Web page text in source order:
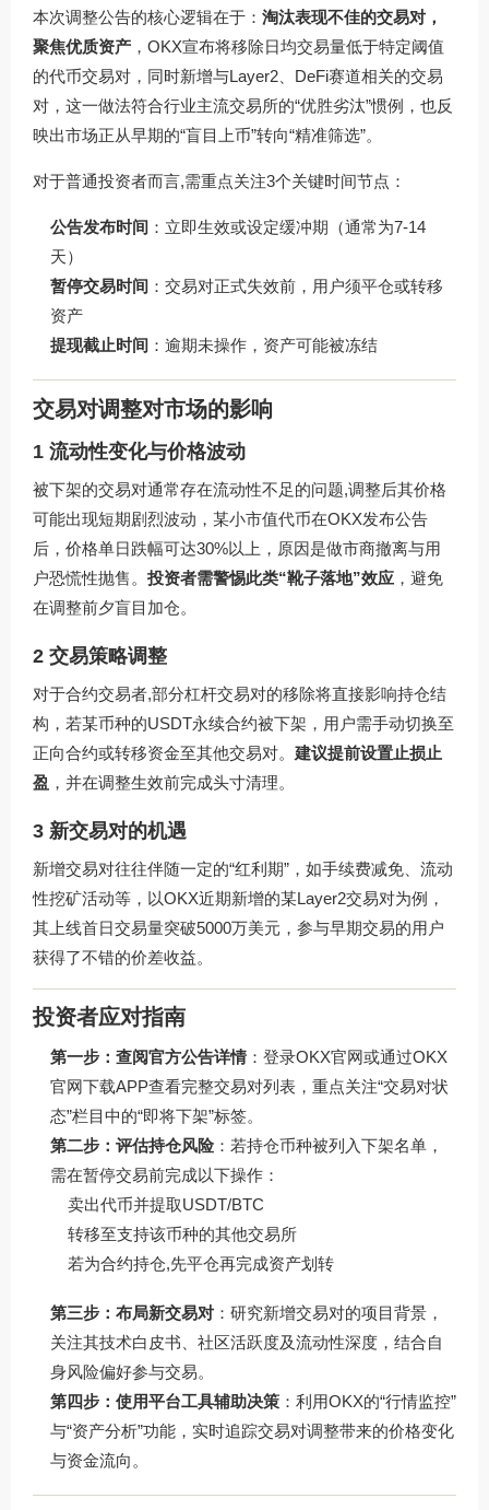
本次调整公告的核心逻辑在于： 淘汰表现不佳的交易对，
聚焦优质资产 ，OKX宣布将移除日均交易量低于特定阈值
的代币交易对，同时新增与Layer2、DeFi赛道相关的交易
对，这一做法符合行业主流交易所的“优胜劣汰”惯例，也反
映出市场正从早期的“盲目上币”转向“精准筛选”。
对于普通投资者而言,需重点关注3个关键时间节点：
公告发布时间 ：立即生效或设定缓冲期（通常为7-14
天）
暂停交易时间 ：交易对正式失效前，用户须平仓或转移
资产
提现截止时间 ：逾期未操作，资产可能被冻结
交易对调整对市场的影响
1 流动性变化与价格波动
被下架的交易对通常存在流动性不足的问题,调整后其价格
可能出现短期剧烈波动，某小市值代币在OKX发布公告
后，价格单日跌幅可达30%以上，原因是做市商撤离与用
户恐慌性抛售。 投资者需警惕此类“靴子落地”效应 ，避免
在调整前夕盲目加仓。
2 交易策略调整
对于合约交易者,部分杠杆交易对的移除将直接影响持仓结
构，若某币种的USDT永续合约被下架，用户需手动切换至
正向合约或转移资金至其他交易对。 建议提前设置止损止
盈 ，并在调整生效前完成头寸清理。
3 新交易对的机遇
新增交易对往往伴随一定的“红利期”，如手续费减免、流动
性挖矿活动等，以OKX近期新增的某Layer2交易对为例，
其上线首日交易量突破5000万美元，参与早期交易的用户
获得了不错的价差收益。
投资者应对指南
第一步：查阅官方公告详情 ：登录OKX官网或通过OKX
官网下载APP查看完整交易对列表，重点关注“交易对状
态”栏目中的“即将下架”标签。
第二步：评估持仓风险：若持仓币种被列入下架名单，
需在暂停交易前完成以下操作：
卖出代币并提取USDT/BTC
转移至支持该币种的其他交易所
若为合约持仓,先平仓再完成资产划转
第三步：布局新交易对 ：研究新增交易对的项目背景，
关注其技术白皮书、社区活跃度及流动性深度，结合自
身风险偏好参与交易。
第四步：使用平台工具辅助决策 ：利用OKX的“行情监控”
与“资产分析”功能，实时追踪交易对调整带来的价格变化
与资金流向。